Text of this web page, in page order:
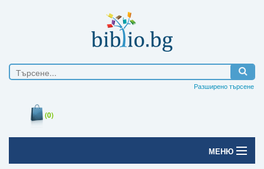
Разширено търсене
(0)
МЕНЮ